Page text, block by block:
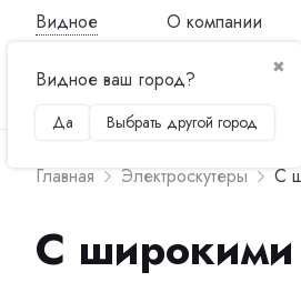
Видное
✖
Видное ваш город?
Да Выбрать другой город
О компании
Главная Электроскутеры С
С широкими